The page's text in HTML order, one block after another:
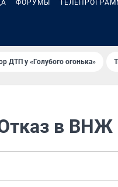
ФОРУМЫ
ДТП у «Голубого огонька»
в ВНЖ